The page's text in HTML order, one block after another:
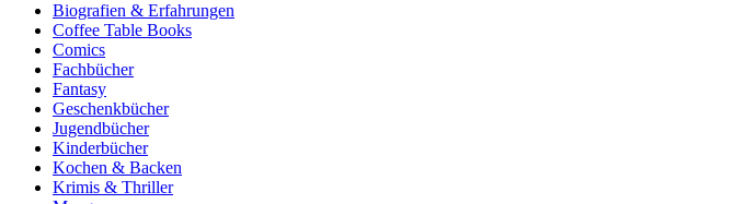
Biografien & Erfahrungen
Coffee Table Books
Comics
Fachbücher
Fantasy
Geschenkbücher
Jugendbücher
Kinderbücher
Kochen & Backen
Krimis & Thriller